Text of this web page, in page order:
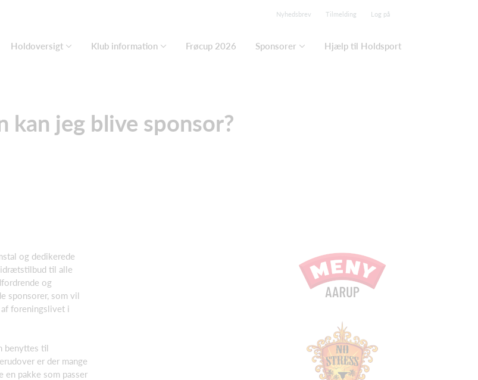
Nyhedsbrev Tilmelding Log på
Holdoversigt Klub information Frøcup 2026 Sponsorer Hjælp til Holdsport
kan jeg blive sponsor?
og dedikerede
til alle
og
sponsorer, som vil
foreningslivet i
benyttes til
er der mange
en pakke som passer